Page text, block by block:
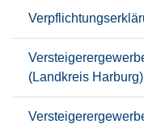
(Landkreis Harburg)